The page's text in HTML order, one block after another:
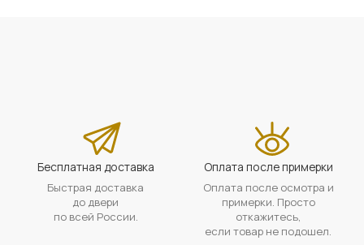
Бесплатная доставка
Быстрая доставка
до двери
по всей России.
Оплата после примерки
Оплата после осмотра и
примерки. Просто
откажитесь,
если товар не подошел.